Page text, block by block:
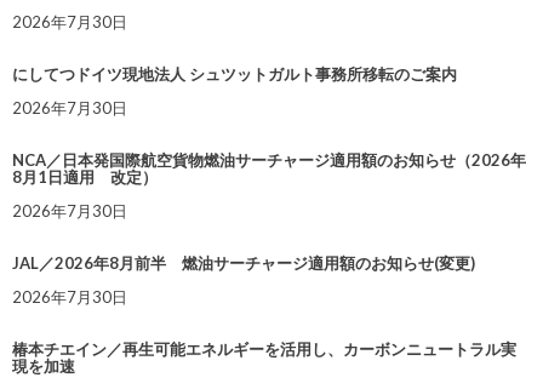
2026年7月30日
にしてつドイツ現地法人 シュツットガルト事務所移転のご案内
2026年7月30日
NCA／日本発国際航空貨物燃油サーチャージ適用額のお知らせ（2026年
8月1日適用 改定）
2026年7月30日
JAL／2026年8月前半 燃油サーチャージ適用額のお知らせ(変更)
2026年7月30日
椿本チエイン／再生可能エネルギーを活用し、カーボンニュートラル実
現を加速